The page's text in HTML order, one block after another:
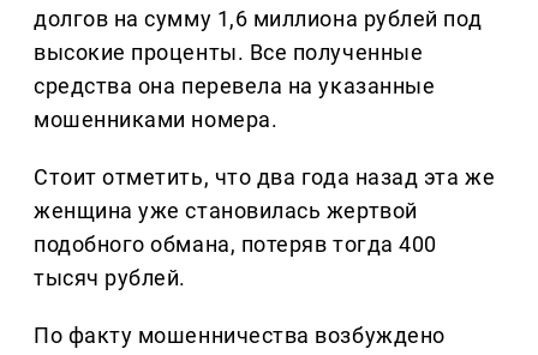
долгов на сумму 1,6 миллиона рублей под
высокие проценты. Все полученные
средства она перевела на указанные
мошенниками номера.
Стоит отметить, что два года назад эта же
женщина уже становилась жертвой
подобного обмана, потеряв тогда 400
тысяч рублей.
По факту мошенничества возбуждено